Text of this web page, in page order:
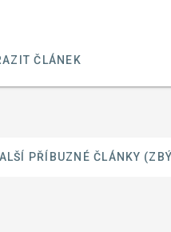
ČLÁNEK
PŘÍBUZNÉ ČLÁNKY